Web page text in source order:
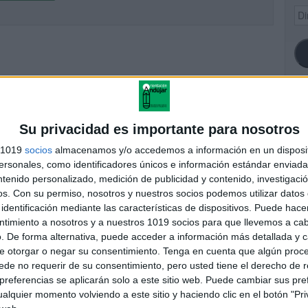
Su privacidad es importante para nosotros
socios almacenamos y/o accedemos a información en un
como identificadores únicos e información estándar
personalizado, medición de publicidad y contenido,
Con su permiso, nosotros y nuestros socios podemos utilizar datos
mediante las características de dispositivos. Puede
a nosotros y a nuestros 1019 socios para que llevemos a
De forma alternativa, puede acceder a información más detallada y
otorgar o negar su consentimiento. Tenga en cuenta que algún
no requerir de su consentimiento, pero usted tiene el derecho de
se aplicarán solo a este sitio web. Puede cambiar sus
momento volviendo a este sitio y haciendo clic en el botón
de